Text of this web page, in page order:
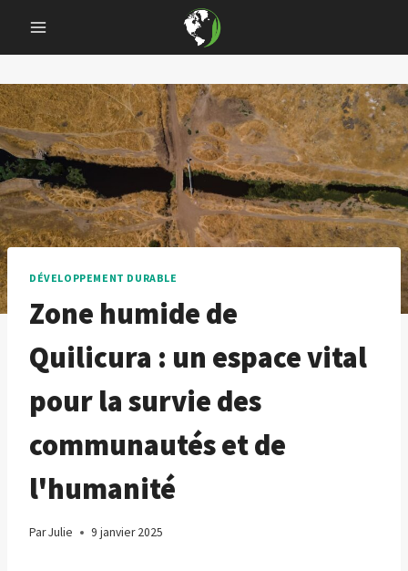
content
DÉVELOPPEMENT DURABLE
Zone humide de
Quilicura : un espace vital
pour la survie des
communautés et de
l'humanité
ParJulie 9 janvier 2025